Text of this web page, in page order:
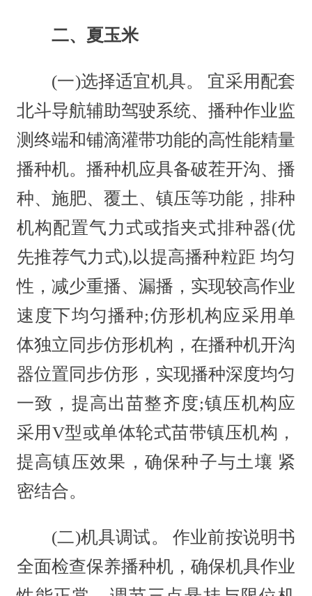
二、夏玉米
(一)选择适宜机具。 宜采用配套
北斗导航辅助驾驶系统、播种作业监
测终端和铺滴灌带功能的高性能精量
播种机。播种机应具备破茬开沟、播
种、施肥、覆土、镇压等功能，排种
机构配置气力式或指夹式排种器(优
先推荐气力式),以提高播种粒距 均匀
性，减少重播、漏播，实现较高作业
速度下均匀播种;仿形机构应采用单
体独立同步仿形机构，在播种机开沟
器位置同步仿形，实现播种深度均匀
一致，提高出苗整齐度;镇压机构应
采用V型或单体轮式苗带镇压机构，
提高镇压效果，确保种子与土壤 紧
密结合。
(二)机具调试。 作业前按说明书
全面检查保养播种机，确保机具作业